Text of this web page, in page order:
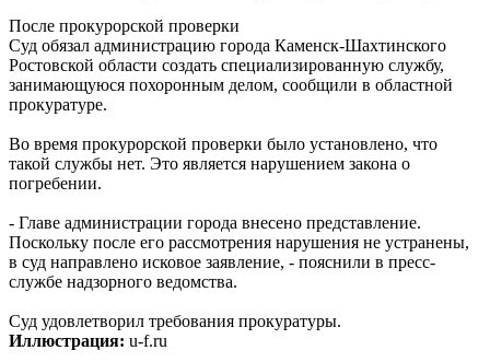
После прокурорской проверки
Суд обязал администрацию города Каменск-Шахтинского
Ростовской области создать специализированную службу,
занимающуюся похоронным делом, сообщили в областной
прокуратуре.
Во время прокурорской проверки было установлено, что
такой службы нет. Это является нарушением закона о
погребении.
- Главе администрации города внесено представление.
Поскольку после его рассмотрения нарушения не устранены,
в суд направлено исковое заявление, - пояснили в пресс-
службе надзорного ведомства.
Суд удовлетворил требования прокуратуры.
Иллюстрация: u-f.ru